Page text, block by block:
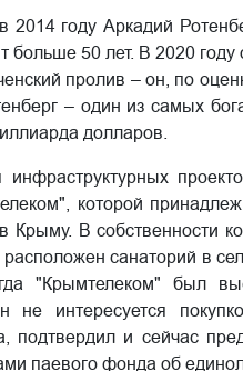
2014 году Аркадий
больше 50 лет. В 2020
пролив – он, по
– один из самых
долларов.
которой
Крыму. В собственности
санаторий в
"Крымтелеком" был
не интересуется
подтвердил и сейчас
паевого фонда об